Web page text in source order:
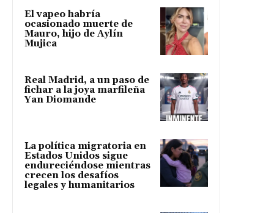
El vapeo habría
ocasionado muerte de
Mauro, hijo de Aylín
Mujica
Real Madrid, a un paso de
fichar a la joya marfileña
Yan Diomande
La política migratoria en
Estados Unidos sigue
endureciéndose mientras
crecen los desafíos
legales y humanitarios